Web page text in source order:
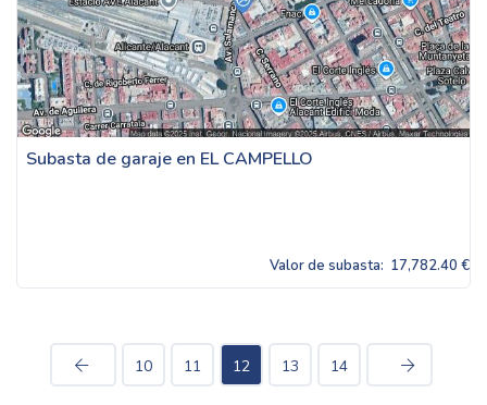
Subasta de garaje en EL CAMPELLO
Valor de subasta: 17,782.40 €
10 11 12 13 14